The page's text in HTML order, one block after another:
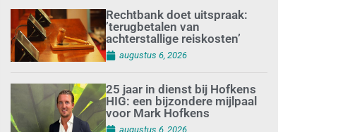
Rechtbank doet uitspraak:
’terugbetalen van
achterstallige reiskosten’
augustus 6, 2026
25 jaar in dienst bij Hofkens
HIG: een bijzondere mijlpaal
voor Mark Hofkens
augustus 6, 2026